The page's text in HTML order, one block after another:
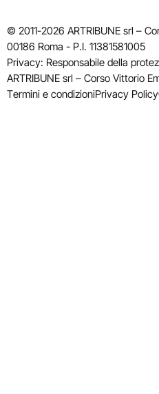
© 2011-2026 ARTRIBUNE srl –
00186 Roma - P.I. 11381581005
Privacy: Responsabile della
ARTRIBUNE srl – Corso Vittorio
Termini e condizioniPrivacy Policy